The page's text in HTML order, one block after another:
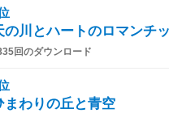
の川とハートのロマンチ
回のダウンロード
まわりの丘と青空